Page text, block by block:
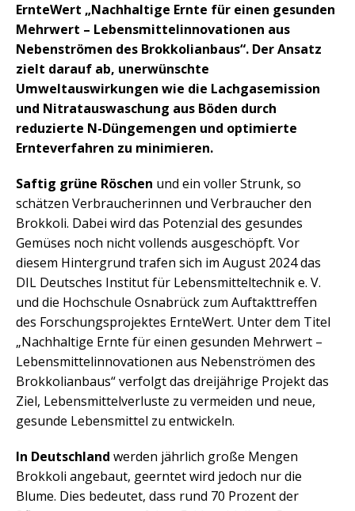
ErnteWert „Nachhaltige Ernte für einen gesunden
Mehrwert – Lebensmittelinnovationen aus
Nebenströmen des Brokkolianbaus“. Der Ansatz
zielt darauf ab, unerwünschte
Umweltauswirkungen wie die Lachgasemission
und Nitratauswaschung aus Böden durch
reduzierte N-Düngemengen und optimierte
Ernteverfahren zu minimieren.
Saftig grüne Röschen und ein voller Strunk, so
schätzen Verbraucherinnen und Verbraucher den
Brokkoli. Dabei wird das Potenzial des gesundes
Gemüses noch nicht vollends ausgeschöpft. Vor
diesem Hintergrund trafen sich im August 2024 das
DIL Deutsches Institut für Lebensmitteltechnik e. V.
und die Hochschule Osnabrück zum Auftakttreffen
des Forschungsprojektes ErnteWert. Unter dem Titel
„Nachhaltige Ernte für einen gesunden Mehrwert –
Lebensmittelinnovationen aus Nebenströmen des
Brokkolianbaus“ verfolgt das dreijährige Projekt das
Ziel, Lebensmittelverluste zu vermeiden und neue,
gesunde Lebensmittel zu entwickeln.
In Deutschland werden jährlich große Mengen
Brokkoli angebaut, geerntet wird jedoch nur die
Blume. Dies bedeutet, dass rund 70 Prozent der